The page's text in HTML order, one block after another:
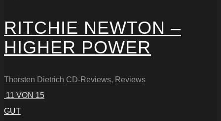
RITCHIE NEWTON –
HIGHER POWER
Thorsten Dietrich CD-Reviews, Reviews
11 VON 15
GUT